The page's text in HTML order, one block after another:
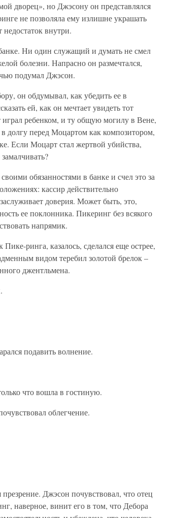
дворец», но Джэсону он представлялся
не позволяла ему излишне украшать
внутри.
Ни один служащий и думать не смел
болезни. Напрасно он размечтался,
подумал Джэсон.
он обдумывал, как убедить ее в
ей, как он мечтает увидеть тот
ребенком, и ту общую могилу в Вене,
долгу перед Моцартом как композитором,
Если Моцарт стал жертвой убийства,
обязанностями в банке и счел это за
кассир действительно
доверия. Может быть, это,
ее поклонника. Пикеринг без всякого
напрямик.
ринга, казалось, сделался еще острее,
видом теребил золотой брелок –
джентльмена.
подавить волнение.
что вошла в гостиную.
облегчение.
Джэсон почувствовал, что отец
наверное, винит его в том, что Дебора